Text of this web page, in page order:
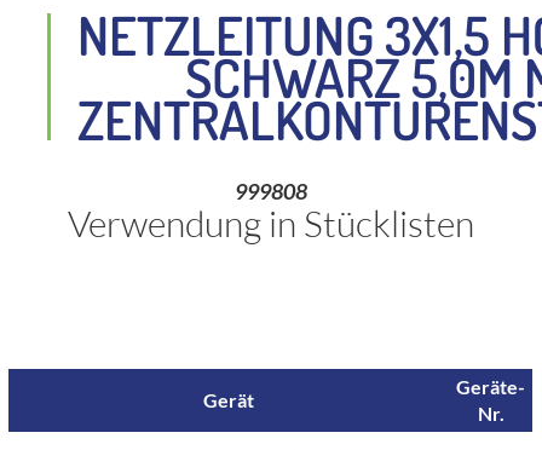
NETZLEITUNG 3X1,5
SCHWARZ 5,0M
999808
Verwendung in Stücklisten
Gerät
Geräte-
Nr.